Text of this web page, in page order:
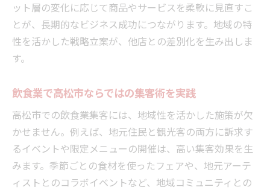
ット層の変化に応じて商品やサービスを柔軟に見直すこ
とが、長期的なビジネス成功につながります。地域の特
性を活かした戦略立案が、他店との差別化を生み出しま
す。
飲食業で高松市ならではの集客術を実践
高松市での飲食業集客には、地域性を活かした施策が欠
かせません。例えば、地元住民と観光客の両方に訴求す
るイベントや限定メニューの開催は、高い集客効果を生
みます。季節ごとの食材を使ったフェアや、地元アーテ
ィストとのコラボイベントなど、地域コミュニティとの